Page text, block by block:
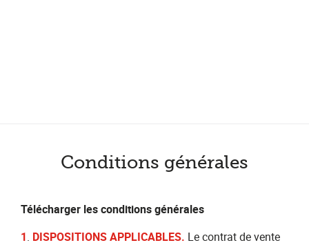
Conditions générales
Télécharger les conditions générales
1. DISPOSITIONS APPLICABLES. Le contrat de vente